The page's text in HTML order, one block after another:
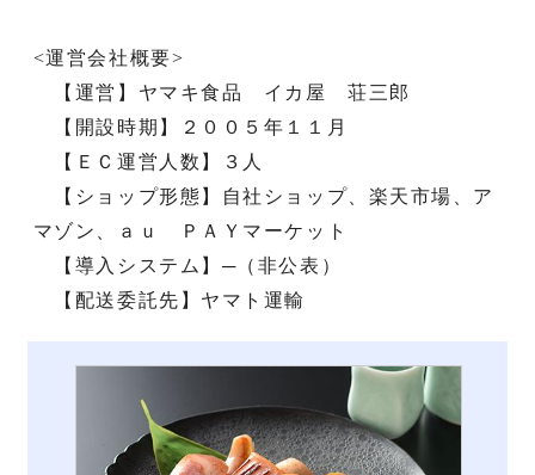
<運営会社概要>
【運営】ヤマキ食品 イカ屋 荘三郎
【開設時期】２００５年１１月
【ＥＣ運営人数】３人
【ショップ形態】自社ショップ、楽天市場、ア
マゾン、ａｕ ＰＡＹマーケット
【導入システム】─（非公表）
【配送委託先】ヤマト運輸